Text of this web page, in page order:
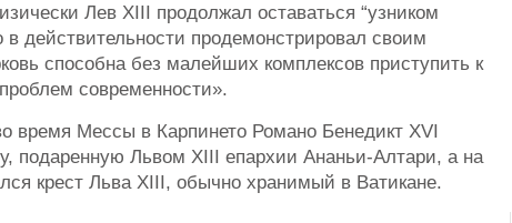
Лев XIII продолжал оставаться “узником
в действительности продемонстрировал своим
способна без малейших комплексов приступить к
современности».
время Мессы в Карпинето Романо Бенедикт XVI
подаренную Львом XIII епархии Ананьи-Алтари, а на
крест Льва XIII, обычно хранимый в Ватикане.